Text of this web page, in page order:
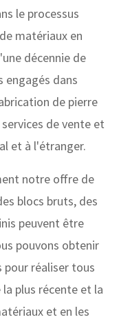
le processus
matériaux en
décennie de
engagés dans
de pierre
de vente et
et à l'étranger.
notre offre de
blocs bruts, des
peuvent être
pouvons obtenir
pour réaliser tous
plus récente et la
et en les